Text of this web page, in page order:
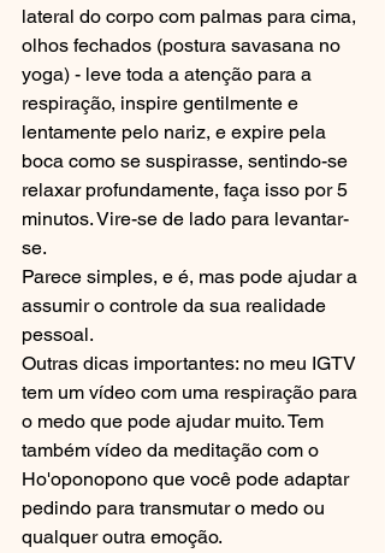
lateral do corpo com palmas para cima,
olhos fechados (postura savasana no
yoga) - leve toda a atenção para a
respiração, inspire gentilmente e
lentamente pelo nariz, e expire pela
boca como se suspirasse, sentindo-se
relaxar profundamente, faça isso por 5
minutos. Vire-se de lado para levantar-
se.
Parece simples, e é, mas pode ajudar a
assumir o controle da sua realidade
pessoal.
Outras dicas importantes: no meu IGTV
tem um vídeo com uma respiração para
o medo que pode ajudar muito. Tem
também vídeo da meditação com o
Ho'oponopono que você pode adaptar
pedindo para transmutar o medo ou
qualquer outra emoção.